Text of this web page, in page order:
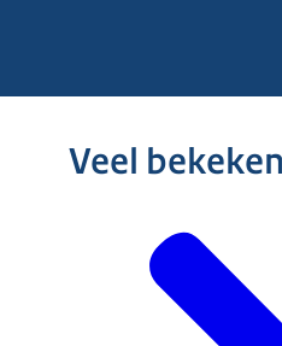
Veel bekeken